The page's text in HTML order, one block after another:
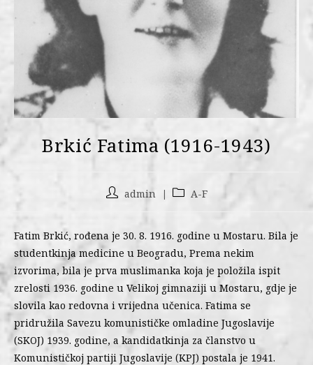
Brkić Fatima (1916-1943)
admin A-F
Fatim Brkić, rođena je 30. 8. 1916. godine u Mostaru. Bila je
studentkinja medicine u Beogradu, Prema nekim
izvorima, bila je prva muslimanka koja je položila ispit
zrelosti 1936. godine u Velikoj gimnaziji u Mostaru, gdje je
slovila kao redovna i vrijedna učenica. Fatima se
pridružila Savezu komunističke omladine Jugoslavije
(SKOJ) 1939. godine, a kandidatkinja za članstvo u
Komunističkoj partiji Jugoslavije (KPJ) postala je 1941.